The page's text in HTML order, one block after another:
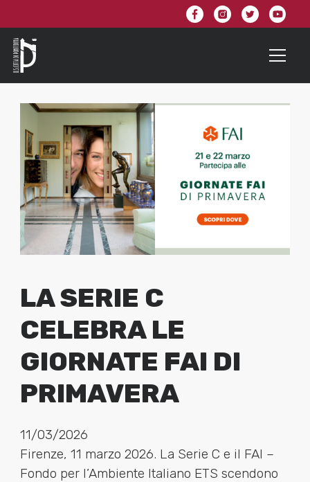
LA SERIE C
CELEBRA LE
GIORNATE FAI DI
PRIMAVERA
11/03/2026
Firenze, 11 marzo 2026. La Serie C e il FAI –
Fondo per l’Ambiente Italiano ETS scendono